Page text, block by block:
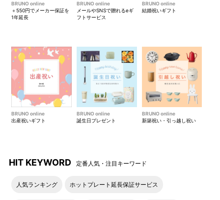
BRUNO online
＋550円でメーカー保証を
1年延長
BRUNO online
メールやSNSで贈れるeギ
フトサービス
BRUNO online
結婚祝いギフト
BRUNO online
出産祝いギフト
BRUNO online
誕生日プレゼント
BRUNO online
新築祝い・引っ越し祝い
HIT KEYWORD 定番人気・注目キーワード
人気ランキング ホットプレート延長保証サービス